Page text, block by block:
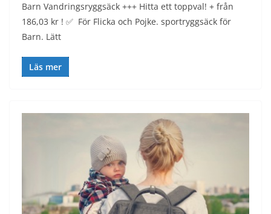
Barn Vandringsryggsäck +++ Hitta ett toppval! + från
186,03 kr ! ✅ För Flicka och Pojke. sportryggsäck för
Barn. Lätt
Läs mer